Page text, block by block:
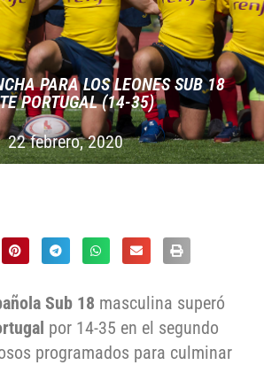
PARA LOS LEONES SUB 18
PORTUGAL (14-35)
22 febrero, 2020
Sub 18 masculina superó
por 14-35 en el segundo
programados para culminar